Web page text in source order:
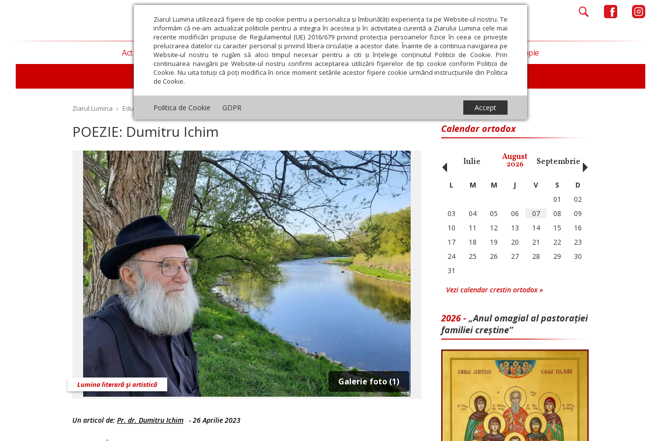
Ziarul Lumina utilizează fişiere de tip cookie pentru a personaliza și îmbunătăți experiența ta pe Website-ul nostru. Te
informăm că ne-am actualizat politicile pentru a integra în acestea și în activitatea curentă a Ziarului Lumina cele mai
recente modificări propuse de Regulamentul (UE) 2016/679 privind protecția persoanelor fizice în ceea ce privește
prelucrarea datelor cu caracter personal și privind libera circulație a acestor date. Înainte de a continua navigarea pe
Website-ul nostru te rugăm să aloci timpul necesar pentru a citi și înțelege conținutul Politicii de Cookie. Prin
continuarea navigării pe Website-ul nostru confirmi acceptarea utilizării fişierelor de tip cookie conform Politicii de
Cookie. Nu uita totuși că poți modifica în orice moment setările acestor fişiere cookie urmând instrucțiunile din Politica
de Cookie.
Politica de Cookie GDPR Accept
Actualitate religioasă Teologie și spiritualitate Educaţie și Cultură
Educaţie Lumina literară şi artistică Cultură Interviu
Societate Opinii Filantropie
Ziarul Lumina › Educaţie și Cultură › Lumina literară şi artistică
POEZIE: Dumitru Ichim
Galerie foto (1)
Lumina literară şi artistică
Un articol de: Pr. dr. Dumitru Ichim - 26 Aprilie 2023
Calendar ortodox
Octombrie Noiembrie Decembrie Ianuarie Februarie Martie Aprilie Mai Iulie August
2026 Septembrie Octombrie
‹ L M M J V S
D
01
02
03
04 05 06 07 08
09
10
11 12 13 14 15
16
17
18 19 20 21 22
23
24
25 26 27 28 29
30
31
Vezi calendar crestin ortodox »
2026 - „Anul omagial al pastorației
familiei creștine”